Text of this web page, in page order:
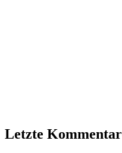
Letzte